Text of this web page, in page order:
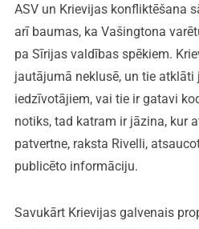
ASV un Krievijas konfliktēšana
arī baumas, ka Vašingtona
pa Sīrijas valdības spēkiem.
jautājumā neklusē, un tie atklāti
iedzīvotājiem, vai tie ir gatavi
notiks, tad katram ir jāzina, kur
patvertne, raksta Rivelli,
publicēto informāciju.
Savukārt Krievijas galvenais